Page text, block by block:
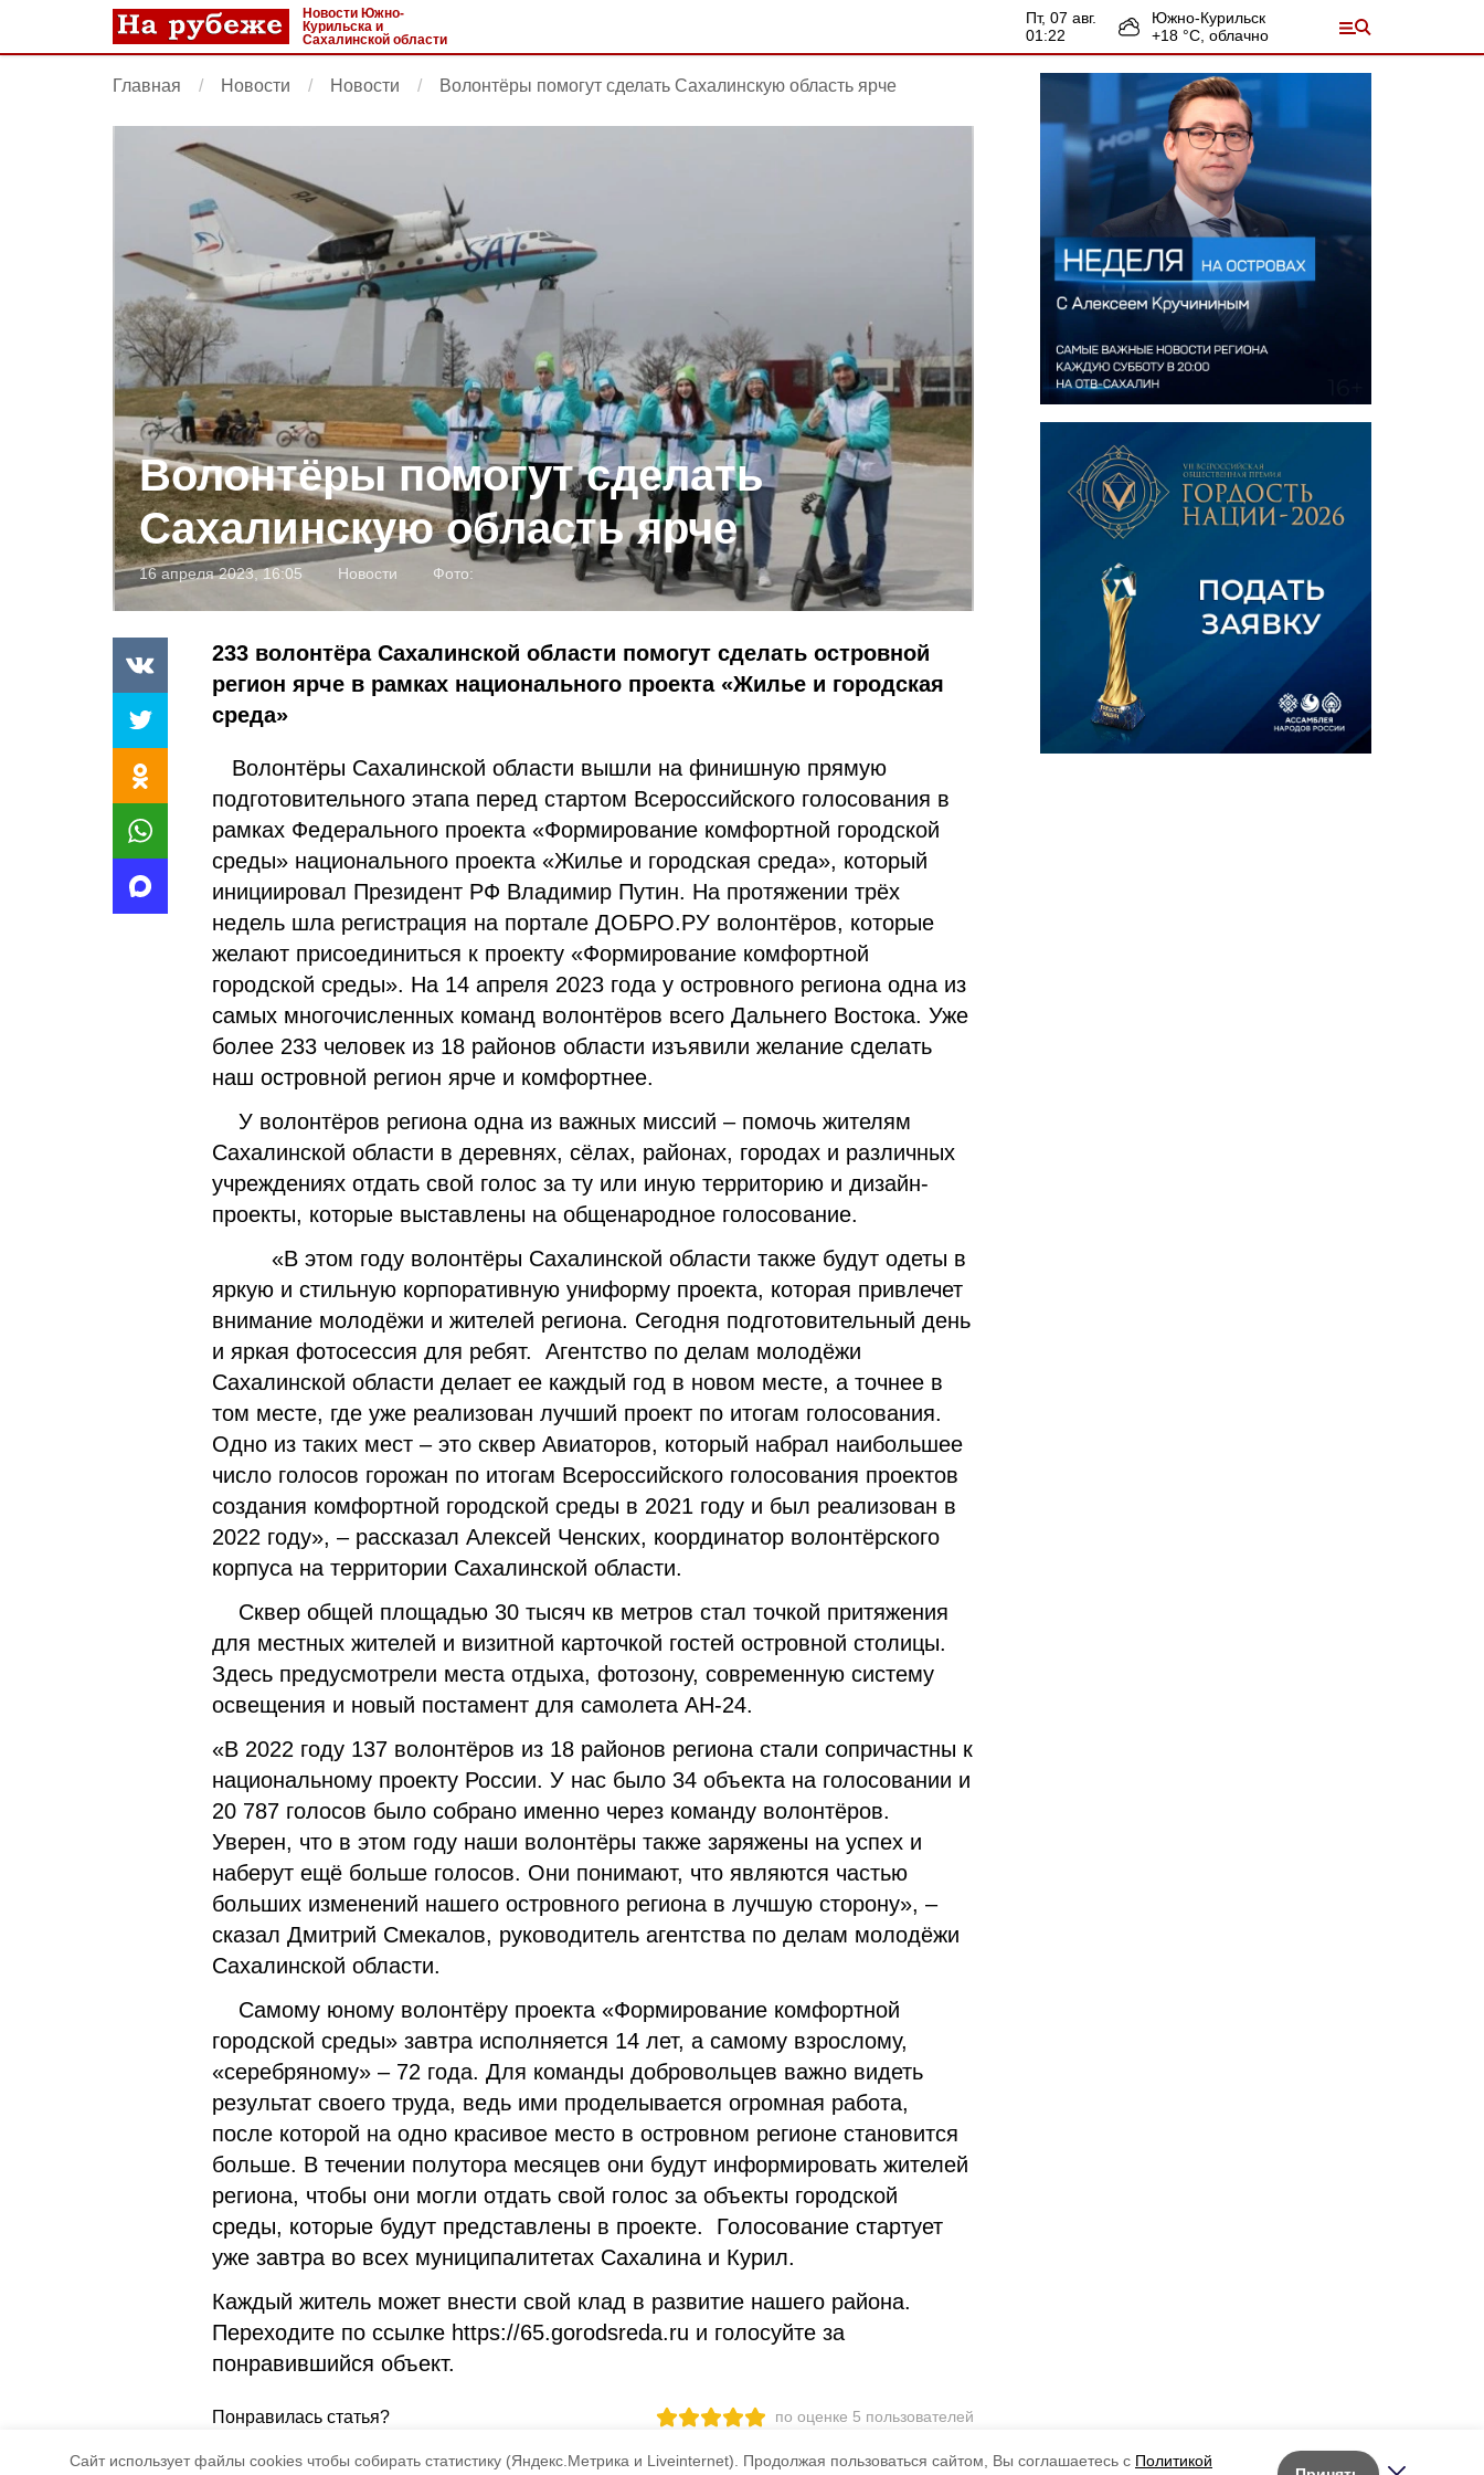
Cайт использует файлы cookies чтобы собирать статистику (Яндекс.Метрика и Liveinternet). Продолжая пользоваться сайтом, Вы соглашаетесь с Политикой
Новости Южно-
Курильска и
Сахалинской области
пт, 07 авг.
01:22
Южно-Курильск
+18 °С, облачно
Главная Новости Новости Волонтёры помогут сделать Сахалинскую область ярче
Волонтёры помогут сделать
Сахалинскую область ярче
16 апреля 2023, 16:05 Новости Фото:
233 волонтёра Сахалинской области помогут сделать островной
регион ярче в рамках национального проекта «Жилье и городская
среда»
Волонтёры Сахалинской области вышли на финишную прямую
подготовительного этапа перед стартом Всероссийского голосования в
рамках Федерального проекта «Формирование комфортной городской
среды» национального проекта «Жилье и городская среда», который
инициировал Президент РФ Владимир Путин. На протяжении трёх
недель шла регистрация на портале ДОБРО.РУ волонтёров, которые
желают присоединиться к проекту «Формирование комфортной
городской среды». На 14 апреля 2023 года у островного региона одна из
самых многочисленных команд волонтёров всего Дальнего Востока. Уже
более 233 человек из 18 районов области изъявили желание сделать
наш островной регион ярче и комфортнее.
У волонтёров региона одна из важных миссий – помочь жителям
Сахалинской области в деревнях, сёлах, районах, городах и различных
учреждениях отдать свой голос за ту или иную территорию и дизайн-
проекты, которые выставлены на общенародное голосование.
«В этом году волонтёры Сахалинской области также будут одеты в
яркую и стильную корпоративную униформу проекта, которая привлечет
внимание молодёжи и жителей региона. Сегодня подготовительный день
и яркая фотосессия для ребят. Агентство по делам молодёжи
Сахалинской области делает ее каждый год в новом месте, а точнее в
том месте, где уже реализован лучший проект по итогам голосования.
Одно из таких мест – это сквер Авиаторов, который набрал наибольшее
число голосов горожан по итогам Всероссийского голосования проектов
создания комфортной городской среды в 2021 году и был реализован в
2022 году», – рассказал Алексей Ченских, координатор волонтёрского
корпуса на территории Сахалинской области.
Сквер общей площадью 30 тысяч кв метров стал точкой притяжения
для местных жителей и визитной карточкой гостей островной столицы.
Здесь предусмотрели места отдыха, фотозону, современную систему
освещения и новый постамент для самолета АН-24.
«В 2022 году 137 волонтёров из 18 районов региона стали сопричастны к
национальному проекту России. У нас было 34 объекта на голосовании и
20 787 голосов было собрано именно через команду волонтёров.
Уверен, что в этом году наши волонтёры также заряжены на успех и
наберут ещё больше голосов. Они понимают, что являются частью
больших изменений нашего островного региона в лучшую сторону», –
сказал Дмитрий Смекалов, руководитель агентства по делам молодёжи
Сахалинской области.
Самому юному волонтёру проекта «Формирование комфортной
городской среды» завтра исполняется 14 лет, а самому взрослому,
«серебряному» – 72 года. Для команды добровольцев важно видеть
результат своего труда, ведь ими проделывается огромная работа,
после которой на одно красивое место в островном регионе становится
больше. В течении полутора месяцев они будут информировать жителей
региона, чтобы они могли отдать свой голос за объекты городской
среды, которые будут представлены в проекте. Голосование стартует
уже завтра во всех муниципалитетах Сахалина и Курил.
Каждый житель может внести свой клад в развитие нашего района.
Переходите по ссылке https://65.gorodsreda.ru и голосуйте за
понравившийся объект.
Понравилась статья? по оценке 5 пользователей